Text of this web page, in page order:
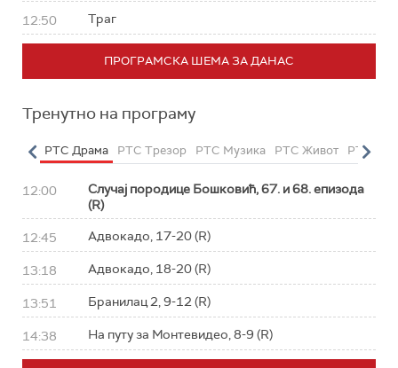
12:50 Траг
ПРОГРАМСКА ШЕМА ЗА ДАНАС
Тренутно на програму
РТС Драма РТС Трезор РТС Музика РТС Живот РТС
12:00
Случај породице Бошковић, 67. и 68. епизода
(R)
12:45 Адвокадо, 17-20 (R)
13:18 Адвокадо, 18-20 (R)
13:51 Бранилац 2, 9-12 (R)
14:38 На путу за Монтевидео, 8-9 (R)